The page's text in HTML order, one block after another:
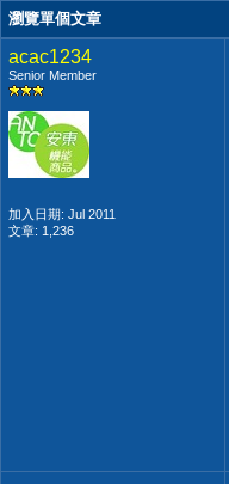
瀏覽單個文章
acac1234
Senior Member
加入日期: Jul 2011
文章: 1,236